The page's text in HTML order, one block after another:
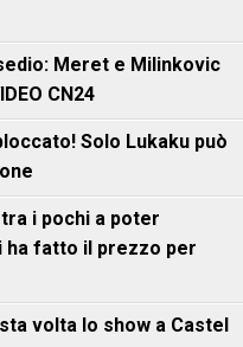
Meret e Milinkovic
CN24
Solo Lukaku può
i pochi a poter
fatto il prezzo per
volta lo show a Castel